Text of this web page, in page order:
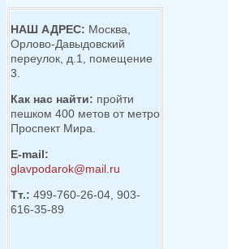
НАШ АДРЕС: Москва,
Орлово-Давыдовский
переулок, д.1, помещение
3.
Как нас найти: пройти
пешком 400 метов от метро
Проспект Мира.
E-mail:
glavpodarok@mail.ru
Тт.: 499-760-26-04, 903-
616-35-89